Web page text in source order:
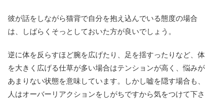
彼が話をしながら猫背で自分を抱え込んでいる態度の場合
は、しばらくそっとしておいた方が良いでしょう。
逆に体を反らすほど腕を広げたり、足を揺すったりなど、体
を大きく広げる仕草が多い場合はテンションが高く、悩みが
あまりない状態を意味しています。しかし嘘を隠す場合も、
人はオーバーリアクションをしがちですから気をつけて下さ